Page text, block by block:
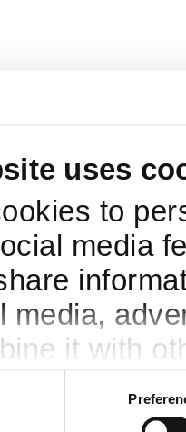
uses
to
media
media,
it with